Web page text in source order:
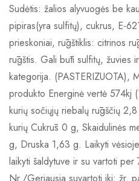
Sudėtis: žalios alyvuogės be
pipiras(yra sulfitų), cukrus, E-
prieskoniai, rūgštiklis: citrinos
rūgštis. Gali būti sulfitų, žuvies
kategorija. (PASTERIZUOTA),
produkto Energinė vertė 574kj
kurių sočiųjų riebalų rūgščių
kurių Cukrūs 0 g, Skaidulinės
g, Druska 1,63 g. Laikyti
laikyti šaldytuve ir su vartoti per